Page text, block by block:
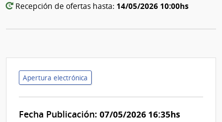
Recepción de ofertas hasta: 14/05/2026 10:00hs
Apertura electrónica
Fecha Publicación: 07/05/2026 16:35hs